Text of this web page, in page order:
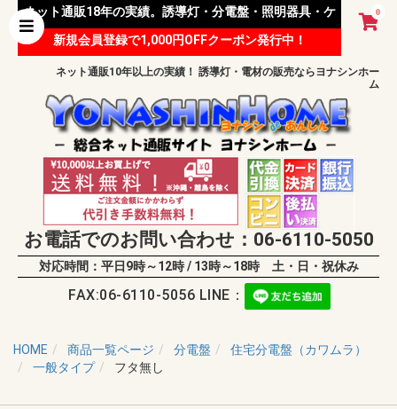
0
ネット通販18年の実績。誘導灯・分電盤・照明器具・ケ
ーブル等 様々な資材を取り扱っています。
新規会員登録で1,000円OFFクーポン発行中！
ネット通販10年以上の実績！ 誘導灯・電材の販売ならヨナシンホー
ム
お電話でのお問い合わせ：06-6110-5050
対応時間：平日9時～12時 / 13時～18時 土・日・祝休み
FAX:06-6110-5056 LINE：
HOME 商品一覧ページ 分電盤
住宅分電盤（カワムラ）
一般タイプ
フタ無し